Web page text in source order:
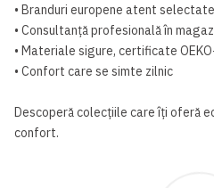
• Branduri europene atent selectate
• Consultanță profesională în
• Materiale sigure, certificate
• Confort care se simte zilnic
Descoperă colecțiile care îți oferă
confort.